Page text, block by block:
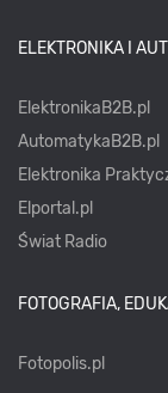
ELEKTRONIKA I
ElektronikaB2B.pl
AutomatykaB2B.pl
Elektronika
Elportal.pl
Świat Radio
FOTOGRAFIA,
Fotopolis.pl